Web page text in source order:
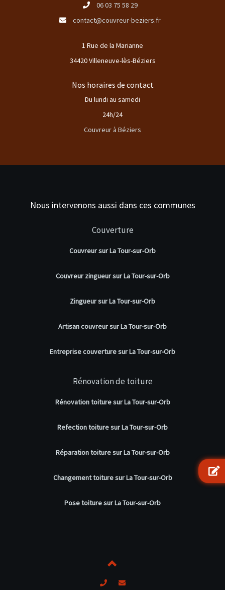
06 03 75 58 29
contact@couvreur-beziers.fr
1 Rue de la Marianne
34420 Villeneuve-lès-Béziers
Nos horaires de contact
Du lundi au samedi
24h/24
Couvreur à Béziers
Nous intervenons aussi dans ces communes
Couverture
Couvreur sur La Tour-sur-Orb
Couvreur zingueur sur La Tour-sur-Orb
Zingueur sur La Tour-sur-Orb
Artisan couvreur sur La Tour-sur-Orb
Entreprise couverture sur La Tour-sur-Orb
Rénovation de toiture
Rénovation toiture sur La Tour-sur-Orb
Refection toiture sur La Tour-sur-Orb
Réparation toiture sur La Tour-sur-Orb
Changement toiture sur La Tour-sur-Orb
Pose toiture sur La Tour-sur-Orb